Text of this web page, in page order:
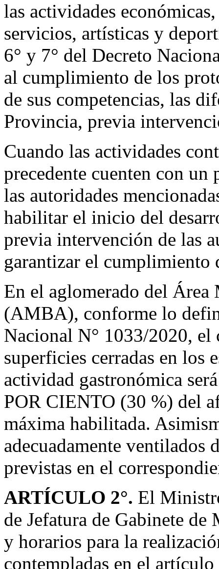
las actividades
servicios, artísticas y
6° y 7° del Decreto
al cumplimiento de los
de sus competencias, las
Provincia, previa
Cuando las actividades
precedente cuenten con
las autoridades
habilitar el inicio del
previa intervención de las
garantizar el cumplimiento
En el aglomerado del
(AMBA), conforme lo
Nacional N° 1033/2020, el
superficies cerradas en los
actividad gastronómica
POR CIENTO (30 %) del
máxima habilitada.
adecuadamente ventilados
previstas en el
ARTÍCULO 2°. El
de Jefatura de Gabinete
y horarios para la
contempladas en el